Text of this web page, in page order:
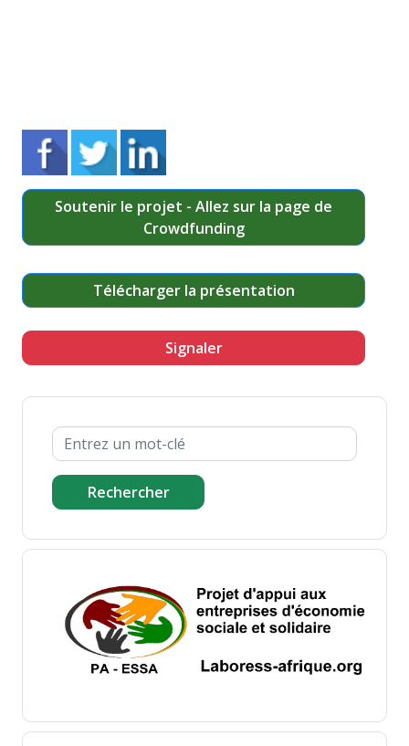
Soutenir le projet - Allez sur la page de
Crowdfunding
Télécharger la présentation
Signaler
Rechercher